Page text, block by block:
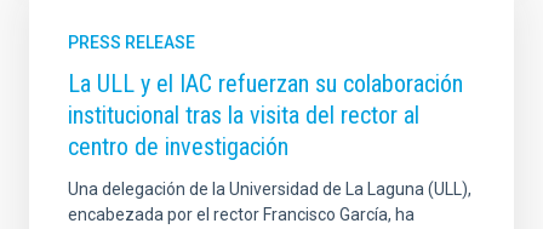
PRESS RELEASE
La ULL y el IAC refuerzan su colaboración
institucional tras la visita del rector al
centro de investigación
Una delegación de la Universidad de La Laguna (ULL),
encabezada por el rector Francisco García, ha